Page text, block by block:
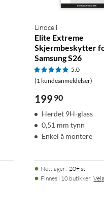
Linocell
Elite Extreme
Skjermbeskytter
Samsung S26
5.0
(1 kundeanmeldelser)
199 90
Herdet 9H-glass
0,51 mm tynn
Enkel å montere
Nettlager: 20+ st
Finnes i 10 butikker.